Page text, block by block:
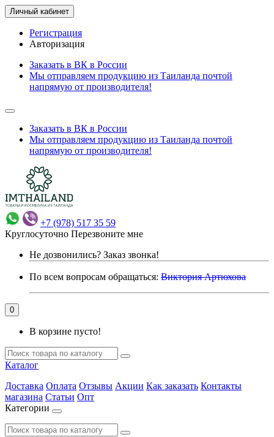
Личный кабинет
Регистрация
Авторизация
Заказать в ВК в России
Мы отправляем продукцию из Таиланда почтой
напрямую от производителя!
Заказать в ВК в России
Мы отправляем продукцию из Таиланда почтой
напрямую от производителя!
+7 (978) 517 35 59
Круглосуточно Перезвоните мне
Не дозвонились? Заказ звонка!
По всем вопросам обращаться: Виктория Артюхова
0
В корзине пусто!
Каталог
Доставка Оплата Отзывы Акции Как заказать Контакты
магазина Статьи Опт
Категории